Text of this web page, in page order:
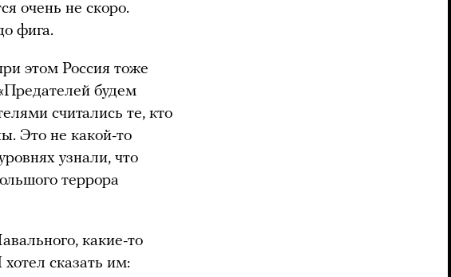
очень не скоро.
фига.
этом Россия тоже
будем
считались те, кто
Это не какой-то
узнали, что
террора
какие-то
сказать им: